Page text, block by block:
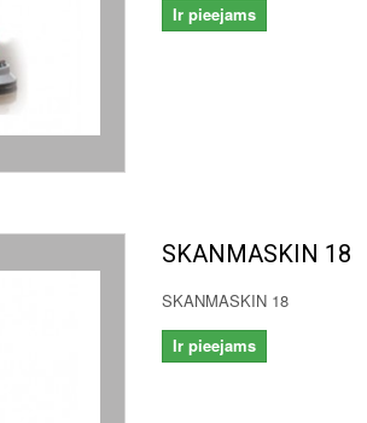
Ir pieejams
SKANMASKIN 18
SKANMASKIN 18
Ir pieejams